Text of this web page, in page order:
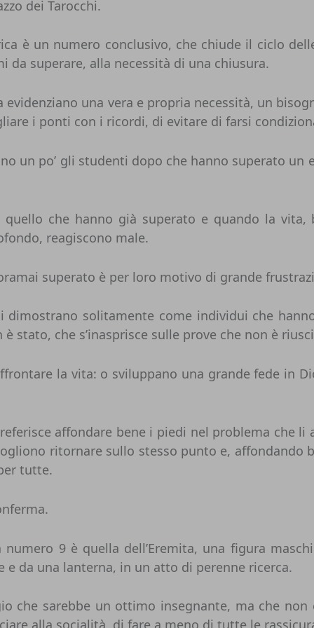
dei Tarocchi.
è un numero conclusivo, che chiude il ciclo
superare, alla necessità di una chiusura.
una vera e propria necessità, un
i ponti con i ricordi, di evitare di farsi
un po’ gli studenti dopo che hanno superato
che hanno già superato e quando la vita,
reagiscono male.
superato è per loro motivo di grande
solitamente come individui che
stato, che s’inasprisce sulle prove che non è
la vita: o sviluppano una grande fede in
affondare bene i piedi nel problema che
ritornare sullo stesso punto e, affondando
tutte.
9 è quella dell’Eremita, una figura
da una lanterna, in un atto di perenne ricerca.
che sarebbe un ottimo insegnante, ma che